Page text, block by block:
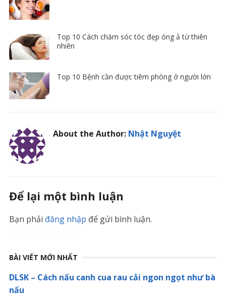
Top 10 Cách chăm sóc tóc đẹp óng ả từ thiên
nhiên
Top 10 Bệnh cần được tiêm phòng ở người lớn
About the Author: Nhật Nguyệt
Để lại một bình luận
Bạn phải đăng nhập để gửi bình luận.
BÀI VIẾT MỚI NHẤT
DLSK – Cách nấu canh cua rau cải ngon ngọt như bà
nấu